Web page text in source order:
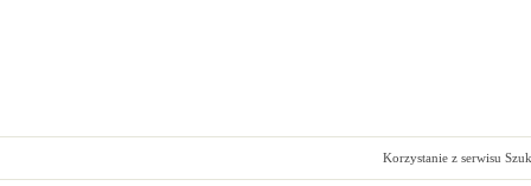
Korzystanie z serwisu